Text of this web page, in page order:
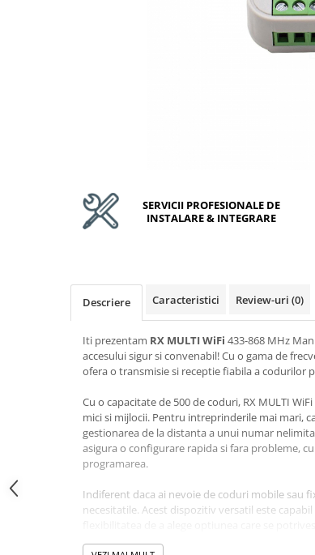
Bolarzi antiterorism
Sine de Ghidaj
Accesorii Diverse
Lampi Semnalizare
Module de Comanda
Control Acces & Pontaj
Sisteme Control Acces & Pontaj
Centrale Control Acces
Turnicheti si Porti Acces
SERVICII PROFESIONALE DE
INSTALARE & INTEGRARE
Descriere Caracteristici Review-uri (0)
Iti prezentam RX MULTI WiFi 433-868 MHz
accesului sigur si convenabil! Cu o gama de
ofera o transmisie si receptie fiabila a codurilor
Cu o capacitate de 500 de coduri, RX MULTI
mici si mijlocii. Pentru intreprinderile mai mari,
gestionarea de la distanta a unui numar
asigura o configurare rapida si fara probleme,
programarea.
Indiferent daca ai nevoie de coduri mobile sau
necesitatile. Acest dispozitiv versatil este
MULTI WiFi vine cu doua canale, oferind